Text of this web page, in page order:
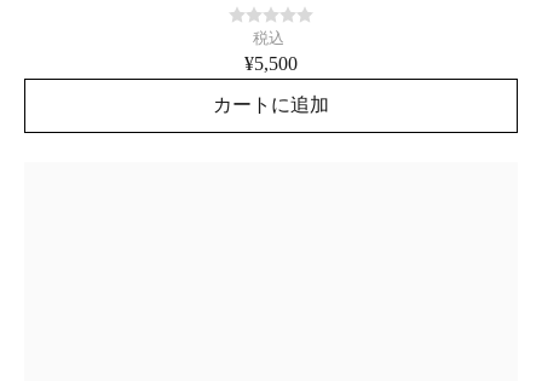
税込
¥5,500
カートに追加